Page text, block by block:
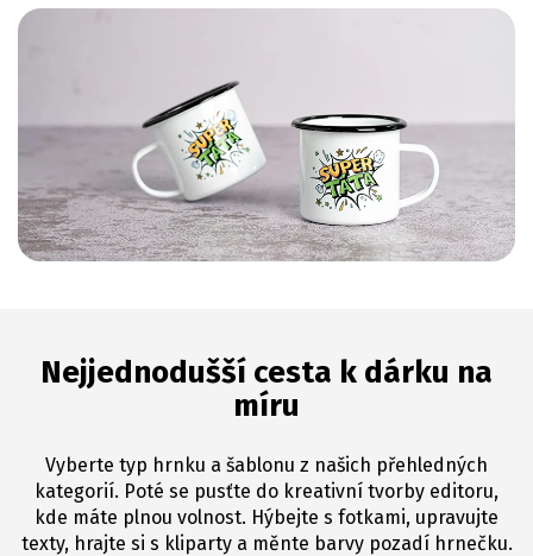
Nejjednodušší cesta k dárku na
míru
Vyberte typ hrnku a šablonu z našich přehledných
kategorií. Poté se pusťte do kreativní tvorby editoru,
kde máte plnou volnost. Hýbejte s fotkami, upravujte
texty, hrajte si s kliparty a měnte barvy pozadí hrnečku.